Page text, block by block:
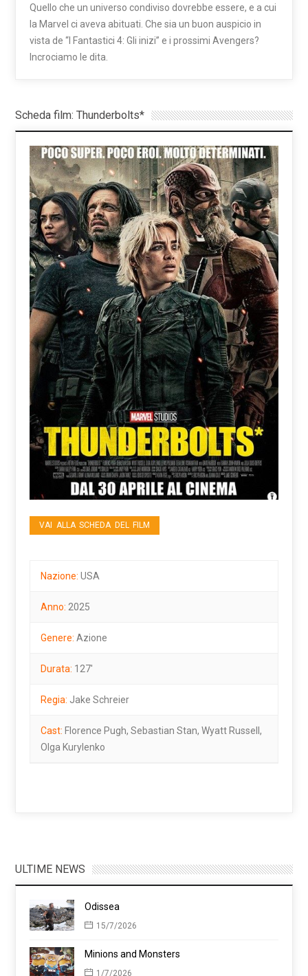
Quello che un universo condiviso dovrebbe essere, e a cui
la Marvel ci aveva abituati. Che sia un buon auspicio in
vista de “I Fantastici 4: Gli inizi” e i prossimi Avengers?
Incrociamo le dita.
Scheda film: Thunderbolts*
VAI ALLA SCHEDA DEL FILM
Nazione:USA
Anno:2025
Genere:Azione
Durata: 127'
Regia: Jake Schreier
Cast: Florence Pugh, Sebastian Stan, Wyatt Russell,
Olga Kurylenko
ULTIME NEWS
Odissea
15/7/2026
Minions and Monsters
1/7/2026